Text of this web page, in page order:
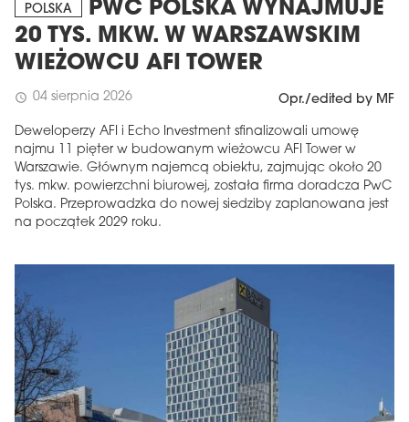
POLSKA
PWC POLSKA WYNAJMUJE
20 TYS. MKW. W WARSZAWSKIM
WIEŻOWCU AFI TOWER
schedule 04 sierpnia 2026 Opr./edited by MF
Deweloperzy AFI i Echo Investment sfinalizowali umowę
najmu 11 pięter w budowanym wieżowcu AFI Tower w
Warszawie. Głównym najemcą obiektu, zajmując około 20
tys. mkw. powierzchni biurowej, została firma doradcza PwC
Polska. Przeprowadzka do nowej siedziby zaplanowana jest
na początek 2029 roku.